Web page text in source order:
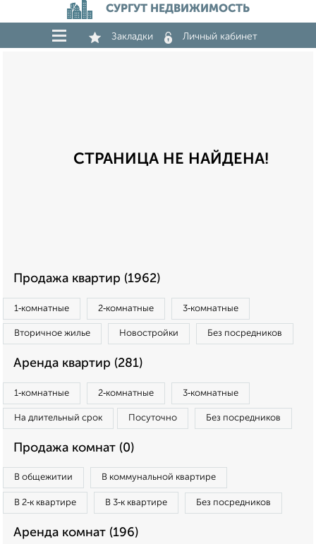
СУРГУТ НЕДВИЖИМОСТЬ
Закладки Личный кабинет
СТРАНИЦА НЕ НАЙДЕНА!
Продажа квартир (1962)
1‑комнатные 2‑комнатные 3‑комнатные
Вторичное жилье Новостройки Без посредников
Аренда квартир (281)
1‑комнатные 2‑комнатные 3‑комнатные
На длительный срок Посуточно Без посредников
Продажа комнат (0)
В общежитии В коммунальной квартире
В 2‑к квартире В 3‑к квартире Без посредников
Аренда комнат (196)